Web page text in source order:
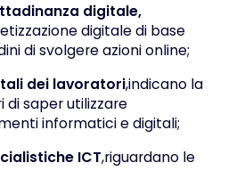
digitale,
digitale di base
di svolgere azioni online;
dei lavoratori,indicano la
saper utilizzare
informatici e digitali;
ICT,riguardano le